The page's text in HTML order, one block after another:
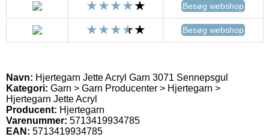
Besøg webshop
Besøg webshop
Navn: Hjertegarn Jette Acryl Garn 3071 Sennepsgul
Kategori: Garn > Garn Producenter > Hjertegarn >
Hjertegarn Jette Acryl
Producent: Hjertegarn
Varenummer: 5713419934785
EAN: 5713419934785